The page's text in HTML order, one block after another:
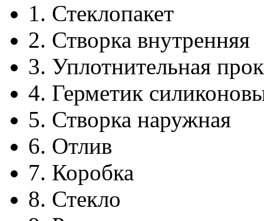
1. Стеклопакет
2. Створка внутренняя
3. Уплотнительная
4. Герметик
5. Створка наружная
6. Отлив
7. Коробка
8. Стекло